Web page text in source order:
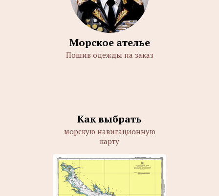
Морское ателье
Пошив одежды на заказ
Как выбрать
морскую навигационную
карту